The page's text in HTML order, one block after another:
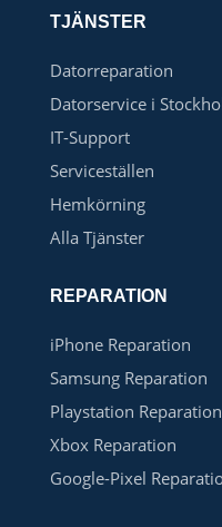
TJÄNSTER
Datorreparation
Datorservice i
IT-Support
Serviceställen
Hemkörning
Alla Tjänster
REPARATION
iPhone Reparation
Samsung Reparation
Playstation Reparation
Xbox Reparation
Google-Pixel